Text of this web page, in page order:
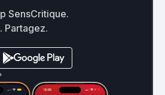
SensCritique.
Partagez.